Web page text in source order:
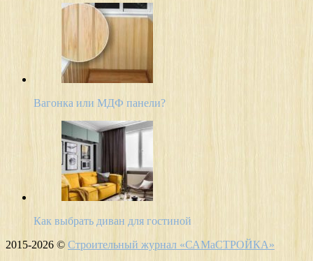
Вагонка или МДФ панели?
Как выбрать диван для гостиной
2015-2026 © Строительный журнал «САМаСТРОЙКА»